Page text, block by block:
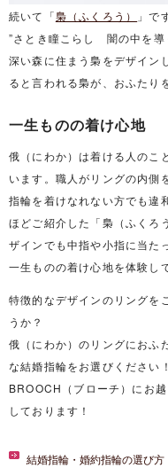
続いて「梟（ふくろう）
」で
”さとき瞳こらし 闇の中を導
深い森に住まう梟をデザイン
ると言われる梟が、おふたり
一生ものの着け心地
俄（にわか）は着ける人のこ
います。職人がリングの内側
指輪を着けなれない方でも違
ほどご紹介した「梟（ふくろ
ザインでも中指や小指に当た
一生ものの着け心地を体験し
特徴的なデザインのリングを
うか？
俄（にわか）のリングにおふ
な結婚指輪をお選びください
BROOCH（ブローチ）にお
しております！
結婚指輪・婚約指輪の選び方